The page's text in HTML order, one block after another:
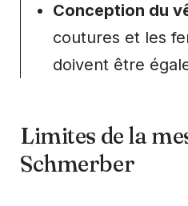
Conception du
coutures et les
doivent être
Limites de la
Schmerber